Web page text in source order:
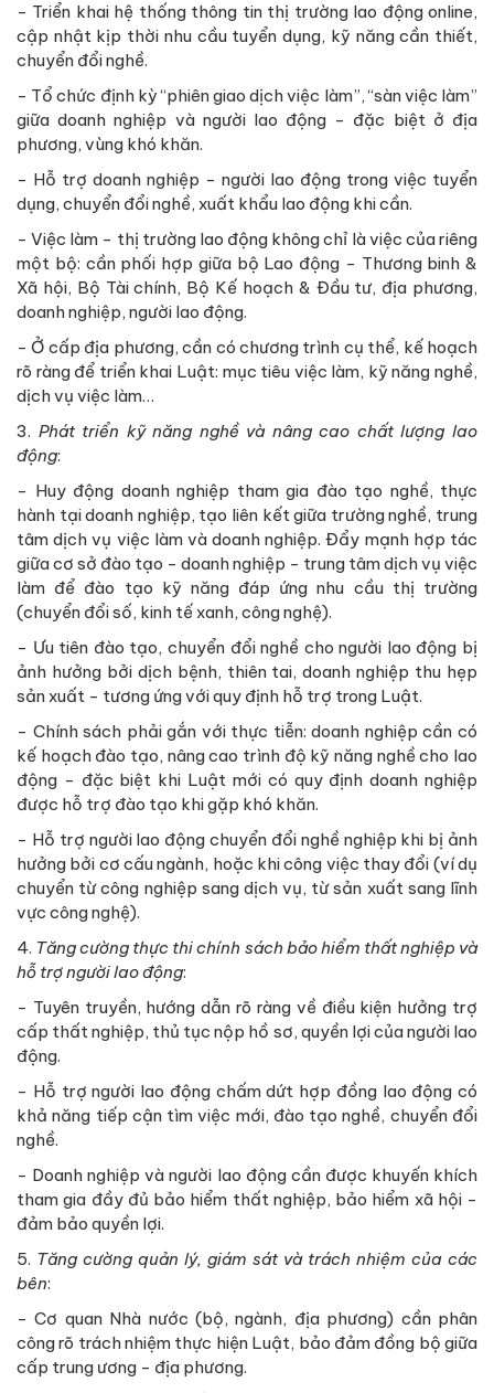
- Triển khai hệ thống thông tin thị trường lao động online,
cập nhật kịp thời nhu cầu tuyển dụng, kỹ năng cần thiết,
chuyển đổi nghề.
- Tổ chức định kỳ “phiên giao dịch việc làm”, “sàn việc làm”
giữa doanh nghiệp và người lao động - đặc biệt ở địa
phương, vùng khó khăn.
- Hỗ trợ doanh nghiệp - người lao động trong việc tuyển
dụng, chuyển đổi nghề, xuất khẩu lao động khi cần.
- Việc làm - thị trường lao động không chỉ là việc của riêng
một bộ: cần phối hợp giữa bộ Lao động - Thương binh &
Xã hội, Bộ Tài chính, Bộ Kế hoạch & Đầu tư, địa phương,
doanh nghiệp, người lao động.
- Ở cấp địa phương, cần có chương trình cụ thể, kế hoạch
rõ ràng để triển khai Luật: mục tiêu việc làm, kỹ năng nghề,
dịch vụ việc làm…
3. Phát triển kỹ năng nghề và nâng cao chất lượng lao
động:
- Huy động doanh nghiệp tham gia đào tạo nghề, thực
hành tại doanh nghiệp, tạo liên kết giữa trường nghề, trung
tâm dịch vụ việc làm và doanh nghiệp. Đẩy mạnh hợp tác
giữa cơ sở đào tạo - doanh nghiệp - trung tâm dịch vụ việc
làm để đào tạo kỹ năng đáp ứng nhu cầu thị trường
(chuyển đổi số, kinh tế xanh, công nghệ).
- Ưu tiên đào tạo, chuyển đổi nghề cho người lao động bị
ảnh hưởng bởi dịch bệnh, thiên tai, doanh nghiệp thu hẹp
sản xuất - tương ứng với quy định hỗ trợ trong Luật.
- Chính sách phải gắn với thực tiễn: doanh nghiệp cần có
kế hoạch đào tạo, nâng cao trình độ kỹ năng nghề cho lao
động - đặc biệt khi Luật mới có quy định doanh nghiệp
được hỗ trợ đào tạo khi gặp khó khăn.
- Hỗ trợ người lao động chuyển đổi nghề nghiệp khi bị ảnh
hưởng bởi cơ cấu ngành, hoặc khi công việc thay đổi (ví dụ
chuyển từ công nghiệp sang dịch vụ, từ sản xuất sang lĩnh
vực công nghệ).
4. Tăng cường thực thi chính sách bảo hiểm thất nghiệp và
hỗ trợ người lao động:
- Tuyên truyền, hướng dẫn rõ ràng về điều kiện hưởng trợ
cấp thất nghiệp, thủ tục nộp hồ sơ, quyền lợi của người lao
động.
- Hỗ trợ người lao động chấm dứt hợp đồng lao động có
khả năng tiếp cận tìm việc mới, đào tạo nghề, chuyển đổi
nghề.
- Doanh nghiệp và người lao động cần được khuyến khích
tham gia đầy đủ bảo hiểm thất nghiệp, bảo hiểm xã hội -
đảm bảo quyền lợi.
5. Tăng cường quản lý, giám sát và trách nhiệm của các
bên:
- Cơ quan Nhà nước (bộ, ngành, địa phương) cần phân
công rõ trách nhiệm thực hiện Luật, bảo đảm đồng bộ giữa
cấp trung ương - địa phương.